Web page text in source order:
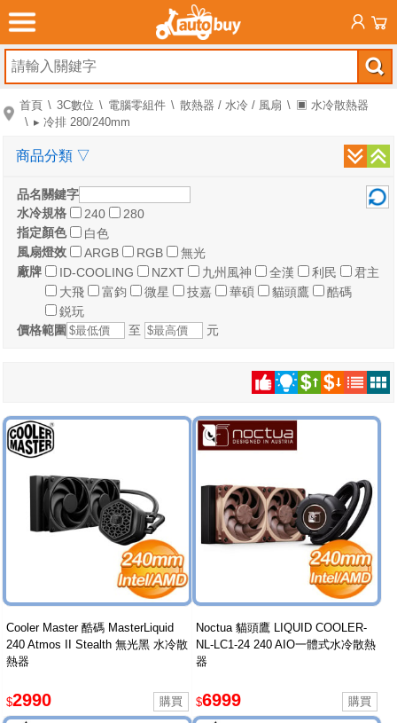
首頁 3C數位 電腦零組件 散熱器 / 水冷 / 風扇
▣ 水冷散熱器
▸ 冷排 280/240mm
品名關鍵字
水冷規格
240
280
指定顏色
白色
風扇燈效
ARGB RGB
無光
廠牌
ID-COOLING NZXT 九州風神 全漢 利民
君主
大飛
富鈞 微星 技嘉 華碩 貓頭鷹
酷碼
鋭玩
價格範圍
至 元
Cooler Master 酷碼 MasterLiquid
240 Atmos II Stealth 無光黑 水冷散
熱器
$2990
Noctua 貓頭鷹 LIQUID COOLER-
NL-LC1-24 240 AIO一體式水冷散熱
器
$6999
商品分類 ▽